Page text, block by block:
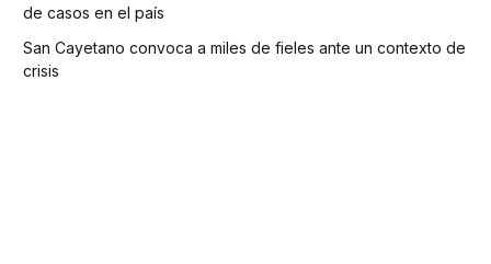
de casos en el país
San Cayetano convoca a miles de fieles ante un contexto de
crisis